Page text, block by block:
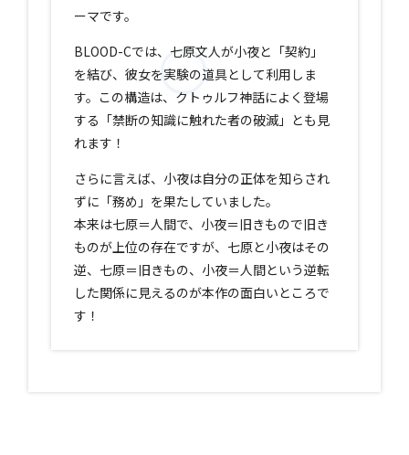
ーマです。
BLOOD-Cでは、七原文人が小夜と「契約」
を結び、彼女を実験の道具として利用しま
す。この構造は、クトゥルフ神話によく登場
する「禁断の知識に触れた者の破滅」とも見
れます！
さらに言えば、小夜は自分の正体を知らされ
ずに「務め」を果たしていました。
本来は七原＝人間で、小夜＝旧きもので旧き
ものが上位の存在ですが、七原と小夜はその
逆、七原＝旧きもの、小夜＝人間という逆転
した関係に見えるのが本作の面白いところで
す！